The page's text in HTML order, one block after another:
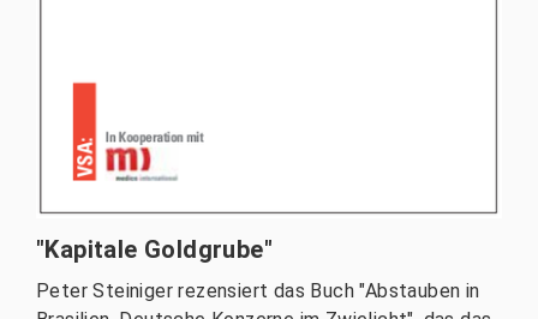
"Kapitale Goldgrube"
Peter Steiniger rezensiert das Buch "Abstauben in